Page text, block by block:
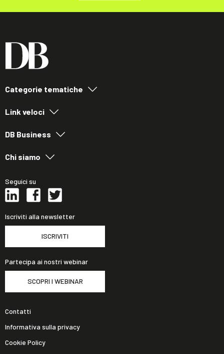
Categorie tematiche
Link veloci
DB Business
Chi siamo
Seguici su
Iscriviti alla newsletter
ISCRIVITI
Partecipa ai nostri webinar
SCOPRI I WEBINAR
Contatti
Informativa sulla privacy
Cookie Policy